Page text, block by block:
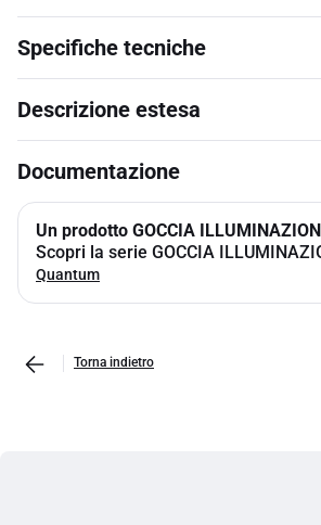
Specifiche tecniche
Descrizione estesa
Documentazione
Un prodotto GOCCIA
Scopri la serie GOCCIA
Quantum
Torna indietro